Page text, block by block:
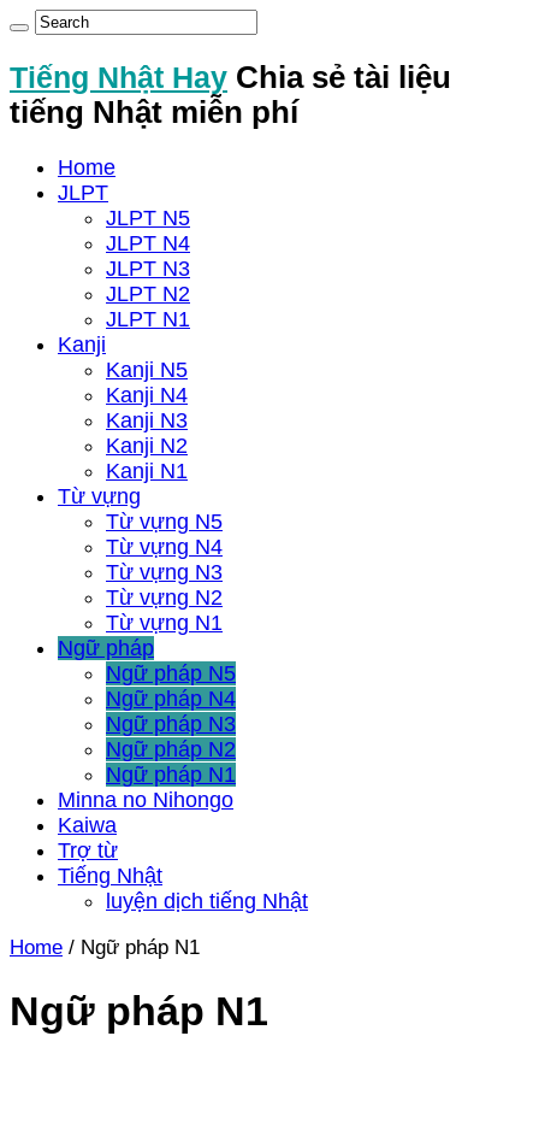
Tiếng Nhật Hay Chia sẻ tài liệu
tiếng Nhật miễn phí
Home
JLPT
JLPT N5
JLPT N4
JLPT N3
JLPT N2
JLPT N1
Kanji
Kanji N5
Kanji N4
Kanji N3
Kanji N2
Kanji N1
Từ vựng
Từ vựng N5
Từ vựng N4
Từ vựng N3
Từ vựng N2
Từ vựng N1
Ngữ pháp
Ngữ pháp N5
Ngữ pháp N4
Ngữ pháp N3
Ngữ pháp N2
Ngữ pháp N1
Minna no Nihongo
Kaiwa
Trợ từ
Tiếng Nhật
luyện dịch tiếng Nhật
Home / Ngữ pháp N1
Ngữ pháp N1